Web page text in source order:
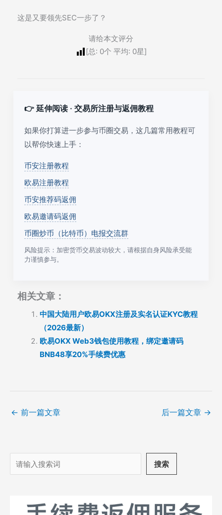
这是又要领先SEC一步了？
请给本文评分
[总: 0个 平均: 0星]
👉 延伸阅读 · 交易所注册与返佣教程
如果你打算进一步参与币圈交易，这几篇常用教程可
以帮你快速上手：
币安注册教程
欧易注册教程
币安推荐码返佣
欧易邀请码返佣
币圈炒币（比特币）电报交流群
风险提示：加密货币交易波动较大，请根据自身风险承受能
力谨慎参与。
相关文章：
中国大陆用户欧易OKX注册及实名认证KYC教程
（2026最新）
欧易OKX Web3钱包使用教程，绑定邀请码
BNB48享20%手续费优惠
← 前一篇文章 后一篇文章 →
搜
索
搜索